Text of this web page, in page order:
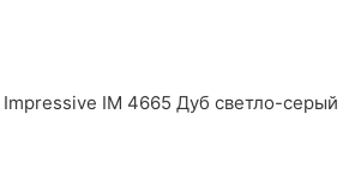
IM 4665 Дуб светло-серый